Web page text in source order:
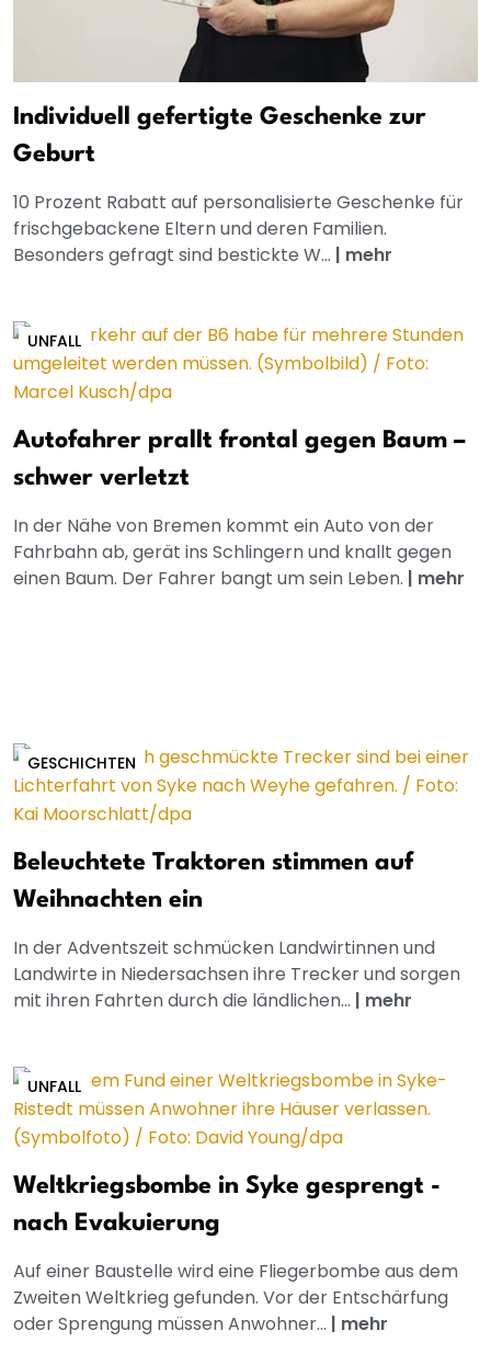
Individuell gefertigte Geschenke zur
Geburt
10 Prozent Rabatt auf personalisierte Geschenke für
frischgebackene Eltern und deren Familien.
Besonders gefragt sind bestickte W... | mehr
UNFALL
Autofahrer prallt frontal gegen Baum –
schwer verletzt
In der Nähe von Bremen kommt ein Auto von der
Fahrbahn ab, gerät ins Schlingern und knallt gegen
einen Baum. Der Fahrer bangt um sein Leben. | mehr
GESCHICHTEN
Beleuchtete Traktoren stimmen auf
Weihnachten ein
In der Adventszeit schmücken Landwirtinnen und
Landwirte in Niedersachsen ihre Trecker und sorgen
mit ihren Fahrten durch die ländlichen... | mehr
UNFALL
Weltkriegsbombe in Syke gesprengt -
nach Evakuierung
Auf einer Baustelle wird eine Fliegerbombe aus dem
Zweiten Weltkrieg gefunden. Vor der Entschärfung
oder Sprengung müssen Anwohner... | mehr